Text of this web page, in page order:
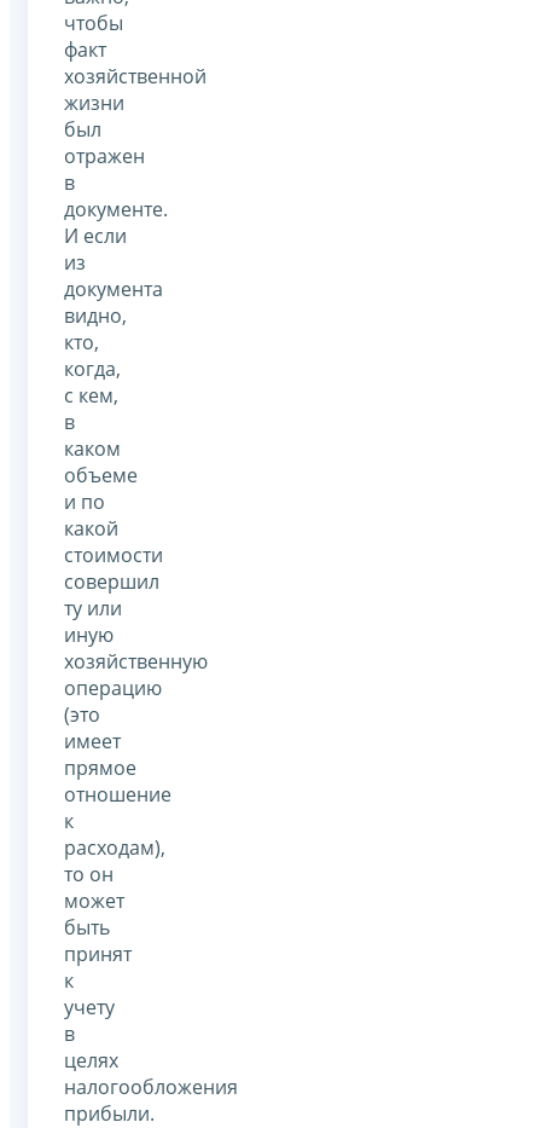
чтобы
факт
хозяйственной
жизни
был
отражен
в
документе.
И если
из
документа
видно,
кто,
когда,
с кем,
в
каком
объеме
и по
какой
стоимости
совершил
ту или
иную
хозяйственную
операцию
(это
имеет
прямое
отношение
к
расходам),
то он
может
быть
принят
к
учету
в
целях
налогообложения
прибыли.